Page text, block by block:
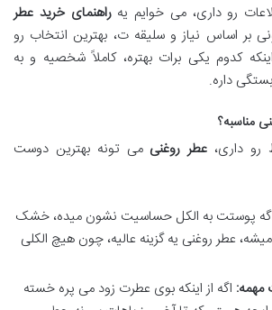
رو داری، می خوایم یهراهنمای خرید عطر
بر اساس نیاز و سلیقه ت، بهترین انتخاب رو
کدوم یکی برات بهتره، کاملاً شخصیه و به
داره.
مناسبه؟
رو داری، عطر روغنی می تونه بهترین دوست
پوستت به الکل حساسیت نشون میده، خشک
عطر روغنی یه گزینه عالیه، چون هیچ الکلی
مهمه: اگه از اینکه بوی عطرت زود می پره خسته